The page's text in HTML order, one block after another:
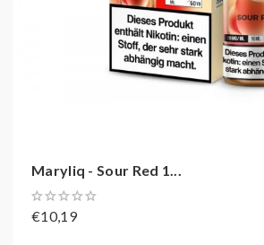
Maryliq - Sour Red 1...
€10,19